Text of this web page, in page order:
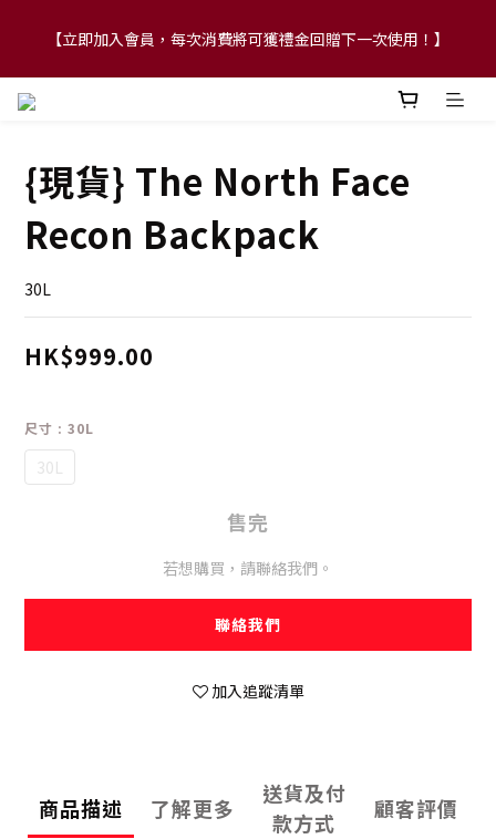
【FLASH SALE 兩件指定現貨產品即享88折】
【立即加入會員，每次消費將可獲禮金回贈下一次使用！】
【FLASH SALE 兩件指定現貨產品即享88折】
{現貨} The North Face
Recon Backpack
30L
HK$999.00
尺寸 : 30L
30L
售完
若想購買，請聯絡我們。
聯絡我們
加入追蹤清單
商品描述 了解更多
送貨及付
款方式
顧客評價